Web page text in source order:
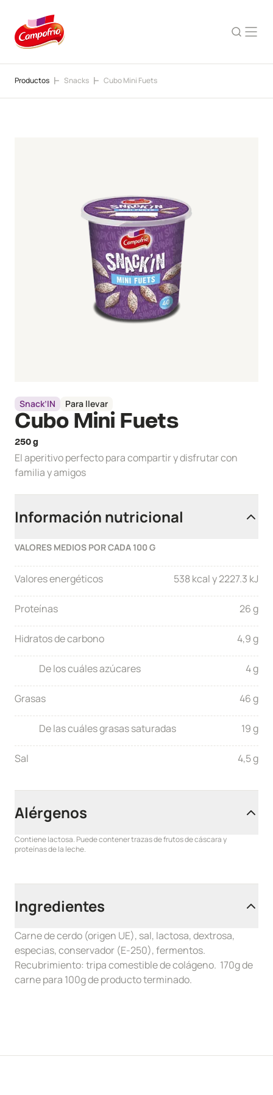
Productos Snacks Cubo Mini Fuets
Snack’IN Para llevar
Cubo Mini Fuets
250 g
El aperitivo perfecto para compartir y disfrutar con
familia y amigos
Información nutricional
VALORES MEDIOS POR CADA 100 G
Valores energéticos 538 kcal y 2227.3 kJ
Proteínas 26 g
Hidratos de carbono 4,9 g
De los cuáles azúcares 4 g
Grasas 46 g
De las cuáles grasas saturadas 19 g
Sal 4,5 g
Alérgenos
Contiene lactosa. Puede contener trazas de frutos de cáscara y
proteínas de la leche.
Ingredientes
Carne de cerdo (origen UE), sal, lactosa, dextrosa,
especias, conservador (E-250), fermentos.
Recubrimiento: tripa comestible de colágeno. 170g de
carne para 100g de producto terminado.